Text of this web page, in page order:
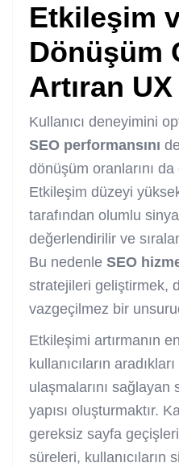
Etkileşim
Dönüşüm
Artıran
Kullanıcı deneyimini
SEO performansını
dönüşüm oranlarını
Etkileşim düzeyi
tarafından olumlu
değerlendirilir ve
Bu nedenle SEO
stratejileri geliştirmek,
vazgeçilmez bir
Etkileşimi artırmanın
kullanıcıların
ulaşmalarını
yapısı oluşturmaktır.
gereksiz sayfa
süreleri, kullanıcıların